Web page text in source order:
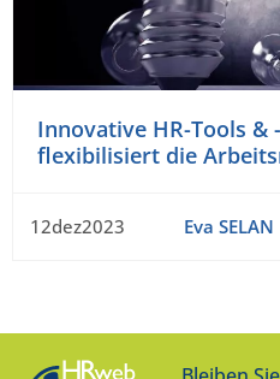
Innovative HR-Tools &
flexibilisiert die
12dez2023 Eva SELAN